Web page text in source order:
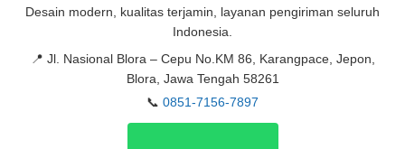
Desain modern, kualitas terjamin, layanan pengiriman seluruh
Indonesia.
📍 Jl. Nasional Blora – Cepu No.KM 86, Karangpace, Jepon,
Blora, Jawa Tengah 58261
📞 0851-7156-7897